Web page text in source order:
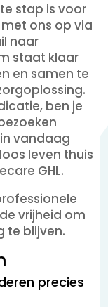
stap is voor
ons op via
naar
staat klaar
en samen te
ben je
vandaag
leven thuis
GHL.
vrijheid om
te blijven.
precies